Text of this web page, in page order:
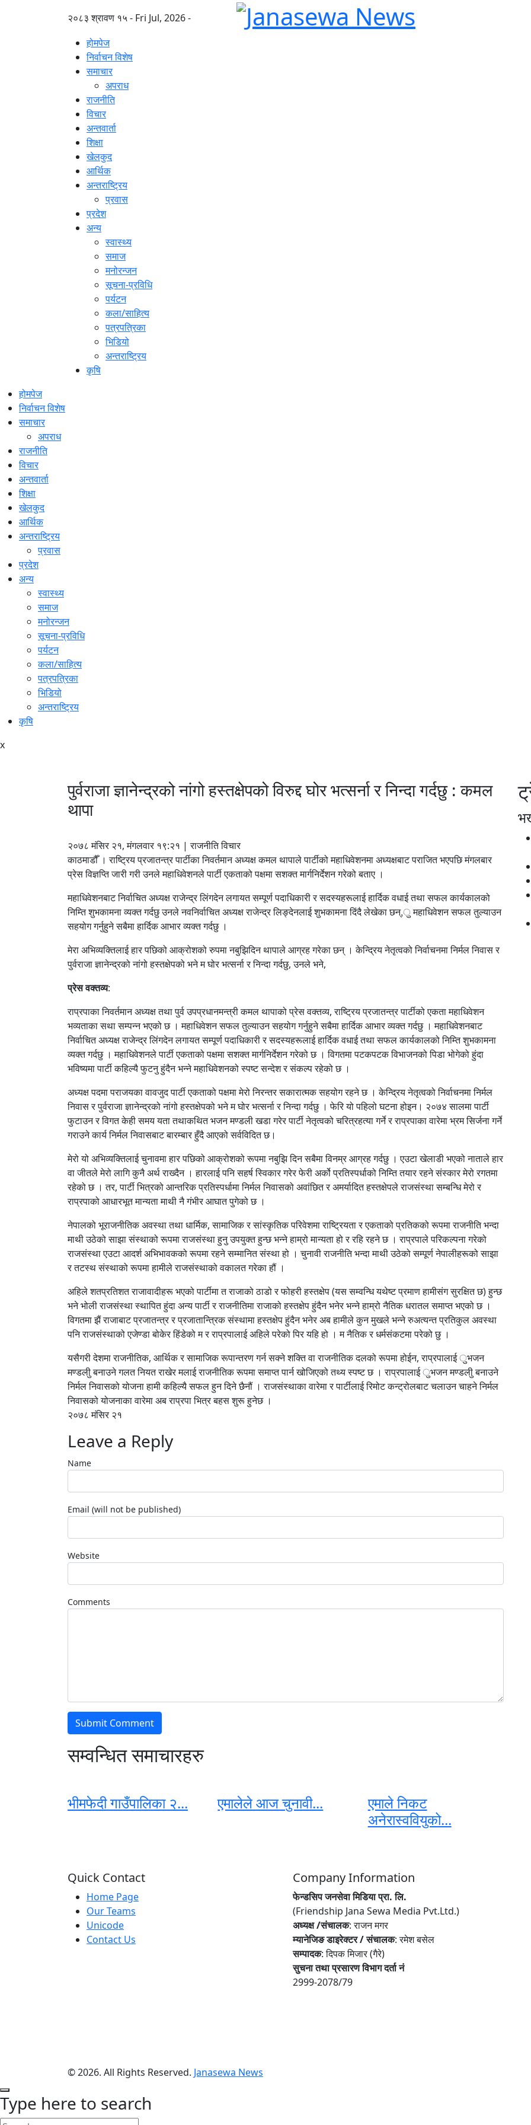
२०८३ श्रावण १५ - Fri Jul, 2026 -
होमपेज
निर्वाचन विशेष
समाचार
अपराध
राजनीति
विचार
अन्तवार्ता
शिक्षा
खेलकुद
आर्थिक
अन्तराष्ट्रिय
प्रवास
प्रदेश
अन्य
स्वास्थ्य
समाज
मनोरन्जन
सूचना-प्रविधि
पर्यटन
कला/साहित्य
पत्रपत्रिका
भिडियो
अन्तराष्ट्रिय
कृषि
होमपेज
निर्वाचन विशेष
समाचार
अपराध
राजनीति
विचार
अन्तवार्ता
शिक्षा
खेलकुद
आर्थिक
अन्तराष्ट्रिय
प्रवास
प्रदेश
अन्य
स्वास्थ्य
समाज
मनोरन्जन
सूचना-प्रविधि
पर्यटन
कला/साहित्य
पत्रपत्रिका
भिडियो
अन्तराष्ट्रिय
कृषि
x
पुर्वराजा ज्ञानेन्द्रको नांगो हस्तक्षेपको विरुद्द घोर भत्सर्ना र निन्दा गर्दछु : कमल
थापा
२०७८ मंसिर २१, मंगलवार १९:२१ | राजनीति विचार
काठमाडौँ । राष्‍ट्रिय प्रजातन्त्र पार्टीका निवर्तमान अध्यक्ष कमल थापाले पार्टीको महाधिवेशनमा अध्यक्षबाट पराजित भएपछि मंगलबार
प्रेस विज्ञप्‍ति जारी गरी उनले महाधिवेशनले पार्टी एकताको पक्षमा सशक्त मार्गनिर्देशन गरेको बताए ।
महाधिवेशनबाट निर्वाचित अध्यक्ष राजेन्द्र लिंगदेन लगायत सम्पूर्ण पदाधिकारी र सदस्यहरूलाई हार्दिक वधाई तथा सफल कार्यकालको
निम्ति शुभकामना व्यक्त गर्दछु उनले नवनिर्वाचित अध्यक्ष राजेन्द्र लिङ्देनलाई शुभकामना दिंदै लेखेका छन्,ु महाधिवेशन सफल तुल्याउन
सहयोग गर्नुहुने सबैमा हार्दिक आभार व्यक्त गर्दछु ।
मेरा अभिव्यक्तिलाई हार पछिको आक्रोशको रुपमा नबुझिदिन थापाले आग्रह गरेका छन् । केन्द्रिय नेतृत्वको निर्वाचनमा निर्मल निवास र
पुर्वराजा ज्ञानेन्द्रको नांगो हस्तक्षेपको भने म घोर भत्सर्ना र निन्दा गर्दछु, उनले भने,
प्रेस वक्तव्य:
राप्रपाका निवर्तमान अध्यक्ष तथा पुर्व उपप्रधानमन्त्री कमल थापाको प्रेस वक्तव्य, राष्ट्रिय प्रजातन्त्र पार्टीको एकता महाधिवेशन
भव्यताका सथा सम्पन्न भएको छ । महाधिवेशन सफल तुल्याउन सहयोग गर्नुहुने सबैमा हार्दिक आभार व्यक्त गर्दछु । महाधिवेशनबाट
निर्वाचित अध्यक्ष राजेन्द्र लिंगदेन लगायत सम्पूर्ण पदाधिकारी र सदस्यहरूलाई हार्दिक वधाई तथा सफल कार्यकालको निम्ति शुभकामना
व्यक्त गर्दछु । महाधिवेशनले पार्टी एकताको पक्षमा सशक्त मार्गनिर्देशन गरेको छ । विगतमा पटकपटक विभाजनको पिडा भोगेको हुंदा
भविष्यमा पार्टी कहिल्यै फुटनु हुंदैन भन्ने महाधिवेशनको स्पष्ट सन्देश र संकल्प रहेको छ ।
अध्यक्ष पदमा पराजयका वावजुद पार्टी एकताको पक्षमा मेरो निरन्तर सकारात्मक सहयोग रहने छ । केन्द्रिय नेतृत्वको निर्वाचनमा निर्मल
निवास र पुर्वराजा ज्ञानेन्द्रको नांगो हस्तक्षेपको भने म घोर भत्सर्ना र निन्दा गर्दछु । फेरि यो पहिलो घटना होइन। २०७४ सालमा पार्टी
फुटाउन र विगत केही समय यता तथाकथित भजन मण्डली खडा गरेर पार्टी नेतृत्वको चरित्रहत्या गर्ने र राप्रपाका वारेमा भ्रम सिर्जना गर्ने
गराउने कार्य निर्मल निवासबाट बारम्बार हुँदै आएको सर्वविदित छ।
मेरो यो अभिव्यक्तिलाई चुनावमा हार पछिको आक्रोशको रूपमा नबुझि दिन सबैमा विनम्र आग्रह गर्दछु । एउटा खेलाडी भएको नाताले हार
वा जीतले मेरो लागि कुनै अर्थ राख्दैन । हारलाई पनि सहर्ष स्विकार गरेर फेरी अर्को प्रतिस्पर्धाको निम्ति तयार रहने संस्कार मेरो रगतमा
रहेको छ । तर, पार्टी भित्रको आन्तरिक प्रतिस्पर्धामा निर्मल निवासको अवांछित र अमर्यादित हस्तक्षेपले राजसंस्था सम्बन्धि मेरो र
राप्रपाको आधारभूत मान्यता माथी नै गंभीर आघात पुगेको छ ।
नेपालको भूराजनीतिक अवस्था तथा धार्मिक, सामाजिक र सांस्कृतिक परिवेशमा राष्ट्रियता र एकताको प्रतिकको रूपमा राजनीति भन्दा
माथी उठेको साझा संस्थाको रूपमा राजसंस्था हुनु उपयुक्त हुन्छ भन्ने हाम्रो मान्यता हो र रहि रहने छ । राप्रपाले परिकल्पना गरेको
राजसंस्था एउटा आदर्श अभिभावकको रूपमा रहने सम्मानित संस्था हो । चुनावी राजनीति भन्दा माथी उठेको सम्पूर्ण नेपालीहरूको साझा
र तटस्थ संस्थाको रूपमा हामीले राजसंस्थाको वकालत गरेका हौं ।
अहिले शतप्रतिशत राजावादीहरू भएको पार्टीमा त राजाको ठाडो र फोहरी हस्तक्षेप (यस सम्वन्धि यथेष्ट प्रमाण हामीसंग सुरक्षित छ) हुन्छ
भने भोली राजसंस्था स्थापित हुंदा अन्य पार्टी र राजनीतिमा राजाको हस्तक्षेप हुंदैन भनेर भन्ने हाम्रो नैतिक धरातल समाप्त भएको छ ।
विगतमा झैं राजाबाट प्रजातन्त्र र प्रजातान्त्रिक संस्थामा हस्तक्षेप हुंदैन भनेर अब हामीले कुन मुखले भन्ने रुअत्यन्त प्रतिकुल अवस्था
पनि राजसंस्थाको एजेण्डा बोकेर हिंडेको म र राप्रपालाई अहिले परेको पिर यहि हो । म नैतिक र धर्मसंकटमा परेको छु ।
यसैगरी देशमा राजनीतिक, आर्थिक र सामाजिक रूपान्तरण गर्न सक्ने शक्ति वा राजनीतिक दलको रूपमा होईन, राप्रपालाई ुभजन
मण्डलीु बनाउने गलत नियत राखेर मलाई राजनीतिक रूपमा समाप्त पार्न खोजिएको तथ्य स्पष्ट छ । राप्रपालाई ुभजन मण्डलीु बनाउने
निर्मल निवासको योजना हामी कहिल्यै सफल हुन दिने छैनौं । राजसंस्थाका वारेमा र पार्टीलाई रिमोट कन्ट्रोलबाट चलाउन चाहने निर्मल
निवासको योजनाका वारेमा अब राप्रपा भित्र बहस शुरू हुनेछ ।
२०७८ मंसिर २१
Leave a Reply
Name
Email (will not be published)
Website
Comments
सम्वन्धित समाचारहरु
भीमफेदी गाउँपालिका २... एमालेले आज चुनावी...
एमाले निकट
अनेरास्ववियुको...
Quick Contact
Home Page
Our Teams
Unicode
Contact Us
Company Information
फेन्डसिप जनसेवा मिडिया प्रा. लि.
(Friendship Jana Sewa Media Pvt.Ltd.)
अध्यक्ष /संचालक: राजन मगर
म्यानेजिङ डाइरेक्टर / संचालक: रमेश बसेल
सम्पादक: दिपक मिजार (गैरे)
सुचना तथा प्रसारण विभाग दर्ता नं
2999-2078/79
© 2026. All Rights Reserved. Janasewa News
Type here to search